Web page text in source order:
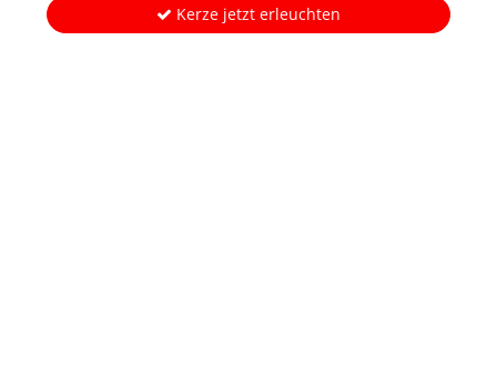
Kerze jetzt erleuchten